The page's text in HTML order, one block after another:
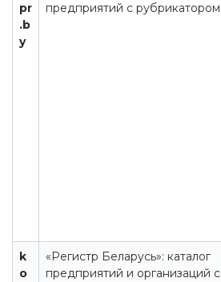
pr
.b
y
предприятий с рубрикатором
k
o
«Регистр Беларусь»: каталог
предприятий и организаций с